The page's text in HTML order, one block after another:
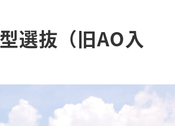
選抜（旧AO入